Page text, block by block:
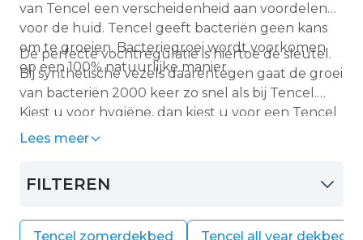
van Tencel een verscheidenheid aan voordelen
voor de huid. Tencel geeft bacteriën geen kans
om te groeien. Bacteriegroei wordt voorkomen
op een 100% natuurlijke manier.
De perfecte vochtregulatie is hiertoe de sleutel.
Bij synthetische vezels daarentegen gaat de groei
van bacteriën 2000 keer zo snel als bij Tencel.
Kiest u voor hygiëne, dan kiest u voor een Tencel
winterdekbed
Lees meer
FILTEREN
Tencel zomerdekbed Tencel all year dekbed